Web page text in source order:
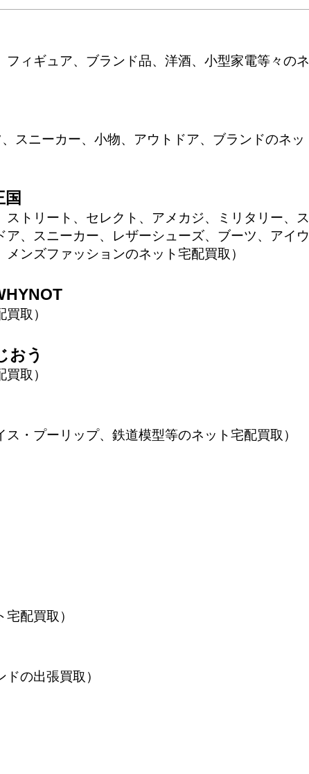
ィギュア、ブランド品、洋酒、小型家電等々のネ
スニーカー、小物、アウトドア、ブランドのネッ
ストリート、セレクト、アメカジ、ミリタリー、ス
、スニーカー、レザーシューズ、ブーツ、アイウ
メンズファッションのネット宅配買取
買取
おう
買取
・プーリップ、鉄道模型等のネット宅配買取
宅配買取
ドの出張買取